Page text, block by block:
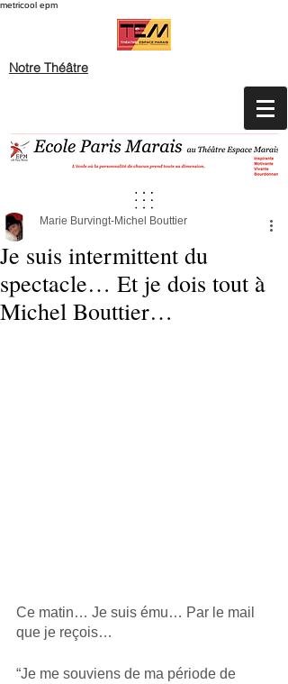
metricool epm
Notre Théâtre
Je suis intermittent du
spectacle… Et je dois tout à
Michel Bouttier…
Marie Burvingt-Michel Bouttier
Ce matin… Je suis ému… Par le mail
que je reçois…
“Je me souviens de ma période de